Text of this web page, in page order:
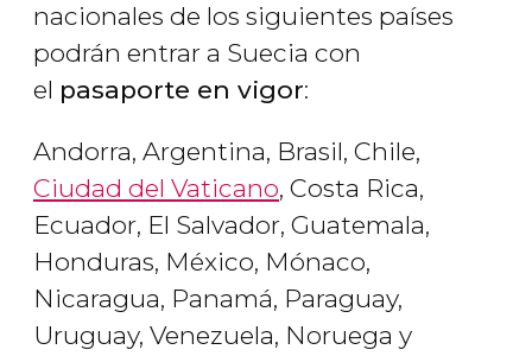
nacionales de los siguientes países
podrán entrar a Suecia con
el pasaporte en vigor:
Andorra, Argentina, Brasil, Chile,
Ciudad del Vaticano, Costa Rica,
Ecuador, El Salvador, Guatemala,
Honduras, México, Mónaco,
Nicaragua, Panamá, Paraguay,
Uruguay, Venezuela, Noruega y